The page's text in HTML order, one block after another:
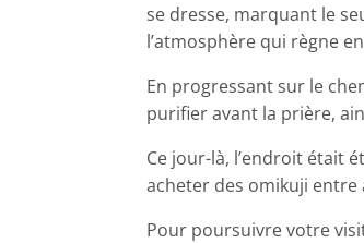
se dresse, marquant le
l’atmosphère qui règne
En progressant sur le
purifier avant la prière,
Ce jour-là, l’endroit était
acheter des omikuji entre
Pour poursuivre votre